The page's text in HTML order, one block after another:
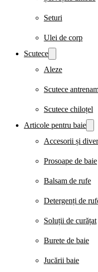
Seturi
Ulei de corp
Scutece
Aleze
Scutece
Scutece chiloțel
Articole pentru baie
Accesorii și
Prosoape de baie
Balsam de rufe
Detergenți de
Soluții de curățat
Burete de baie
Jucării baie